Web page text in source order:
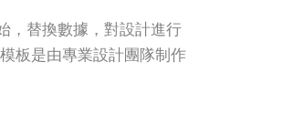
，替換數據，對設計進行
板是由專業設計團隊制作